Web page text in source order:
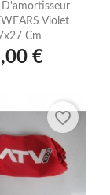
D'amortisseur
Violet
Cm
€
favorite_border